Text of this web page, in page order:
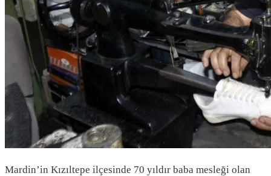
Mardin’in Kızıltepe ilçesinde 70 yıldır baba mesleği olan